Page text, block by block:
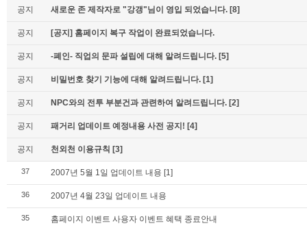
공지 새로운 존 제작자로 "강갱"님이 영입 되었습니다. [8]
공지 [공지] 홈페이지 복구 작업이 완료되었습니다.
공지 -폐인- 직업의 문파 설립에 대해 알려드립니다. [5]
공지 비밀번호 찾기 기능에 대해 알려드립니다. [1]
공지 NPC와의 전투 부분건과 관련하여 알려드립니다. [2]
공지 패거리 업데이트 예정내용 사전 공지! [4]
공지 천외천 이용규칙 [3]
37 2007년 5월 1일 업데이트 내용 [1]
36 2007년 4월 23일 업데이트 내용
35 홈페이지 이벤트 사용자 이벤트 혜택 종료안내